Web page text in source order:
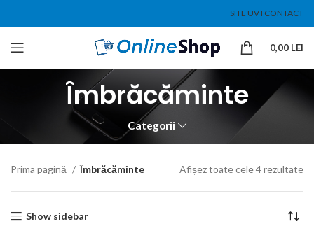
SITE UVTCONTACT
0,00 LEI
Îmbrăcăminte
Categorii
Prima pagină Îmbrăcăminte Afișez toate cele 4 rezultate
Show sidebar